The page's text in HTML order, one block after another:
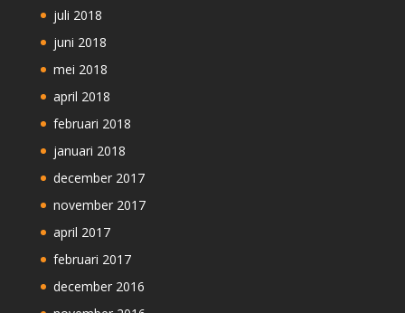
juli 2018
juni 2018
mei 2018
april 2018
februari 2018
januari 2018
december 2017
november 2017
april 2017
februari 2017
december 2016